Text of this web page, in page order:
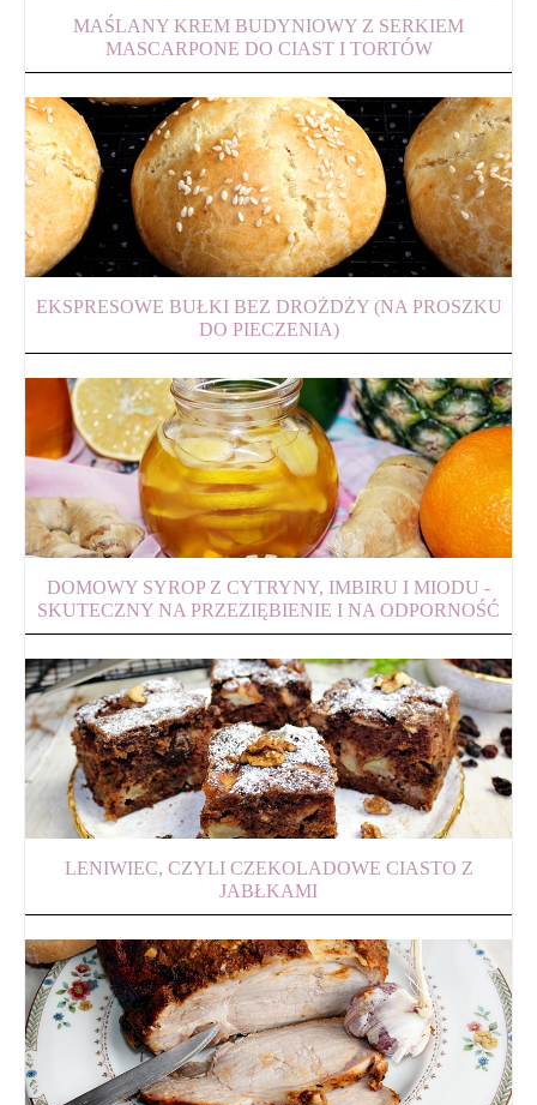
MAŚLANY KREM BUDYNIOWY Z SERKIEM
MASCARPONE DO CIAST I TORTÓW
EKSPRESOWE BUŁKI BEZ DROŻDŻY (NA PROSZKU
DO PIECZENIA)
DOMOWY SYROP Z CYTRYNY, IMBIRU I MIODU -
SKUTECZNY NA PRZEZIĘBIENIE I NA ODPORNOŚĆ
LENIWIEC, CZYLI CZEKOLADOWE CIASTO Z
JABŁKAMI